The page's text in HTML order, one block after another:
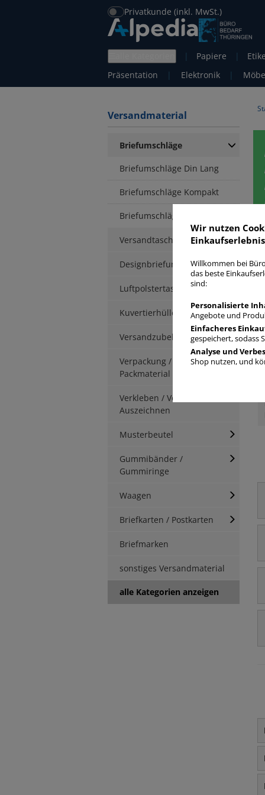
Privatkunde (inkl. MwSt.)
| Papiere |
Präsentation
| Elektronik |
Versandmaterial
Briefumschläge
Briefumschläge Din Lang
Briefumschläge Kompakt
Briefumschläge C6
Versandtaschen
Designbriefumschläge
Luftpolstertaschen
Kuvertierhüllen
Versandzubehör
Verpackung / Kartonage /
Packmaterial
Verkleben / Verschnüren /
Auszeichnen
Musterbeutel
Gummibänder /
Gummiringe
Waagen
Briefkarten / Postkarten
Briefmarken
sonstiges Versandmaterial
alle Kategorien anzeigen
Wir nutzen
Willkommen bei
das beste
sind:
Personalisierte
Angebote und
Einfacheres
gespeichert, sodass
Analyse und
Shop nutzen, und